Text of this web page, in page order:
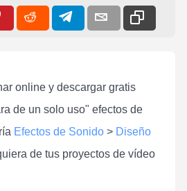
online y descargar gratis
de un solo uso" efectos de
Efectos de Sonido > Diseño
de tus proyectos de vídeo